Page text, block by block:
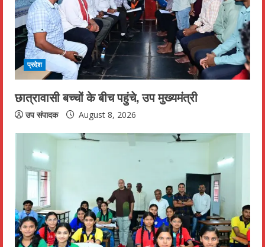
d
i
n
g
प्रदेश
छात्रावासी बच्चों के बीच पहुंचे, उप मुख्यमंत्री
उप संपादक August 8, 2026